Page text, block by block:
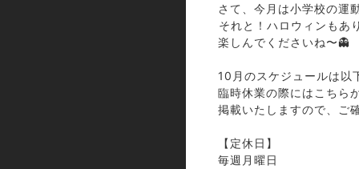
さて、今月は小学校の運
それと！ハロウィンもあ
楽しんでくださいね〜👻
10月のスケジュールは以
臨時休業の際にはこちら
掲載いたしますので、ご
【定休日】
毎週月曜日